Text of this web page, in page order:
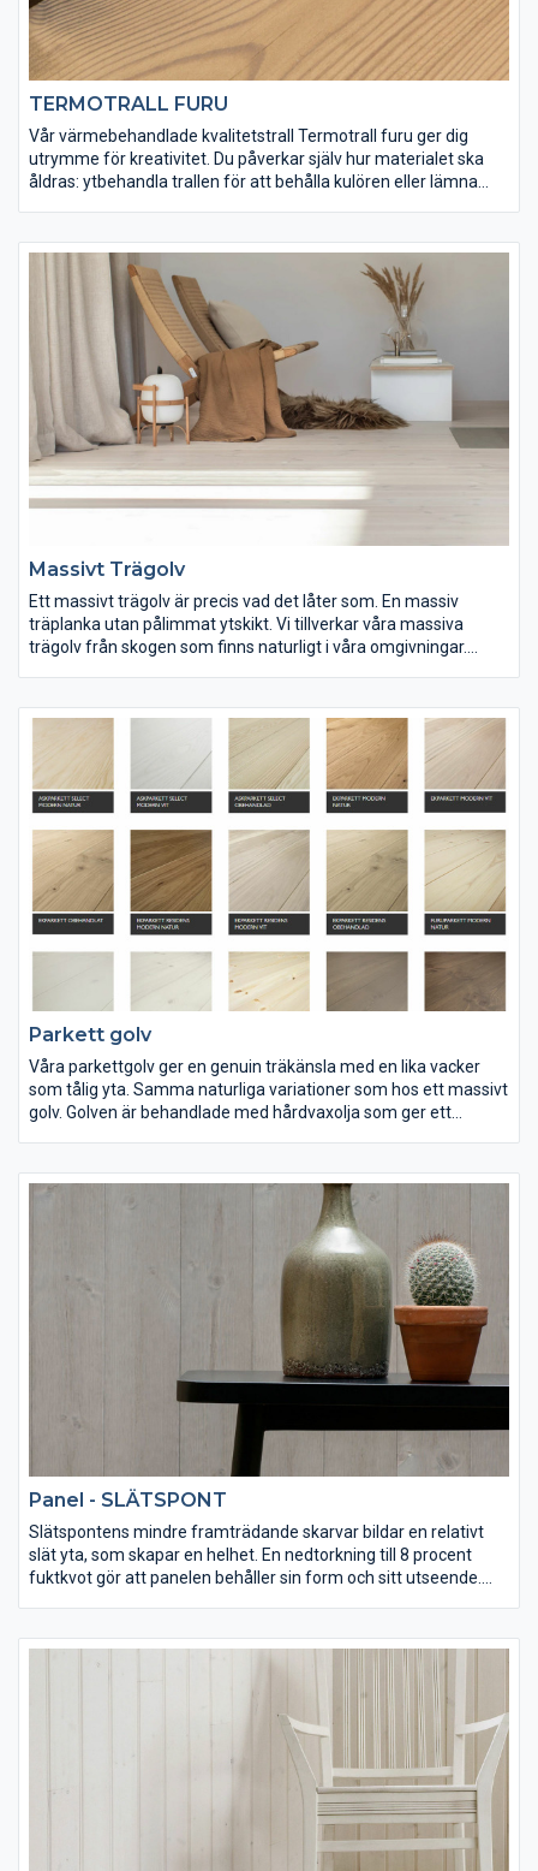
TERMOTRALL FURU
Vår värmebehandlade kvalitetstrall Termotrall furu ger dig
utrymme för kreativitet. Du påverkar själv hur materialet ska
åldras: ytbehandla trallen för att behålla kulören eller lämna
Massivt Trägolv
Ett massivt trägolv är precis vad det låter som. En massiv
träplanka utan pålimmat ytskikt. Vi tillverkar våra massiva
trägolv från skogen som finns naturligt i våra omgivningar.
som det bara är möjligt, torkas det långsamt ner till en fuktkvot
på 8 procent, vilket kallas möbeltorr.
Parkett golv
Våra parkettgolv ger en genuin träkänsla med en lika vacker
som tålig yta. Samma naturliga variationer som hos ett massivt
golv. Golven är behandlade med hårdvaxolja som ger ett
Panel - SLÄTSPONT
Slätspontens mindre framträdande skarvar bildar en relativt
slät yta, som skapar en helhet. En nedtorkning till 8 procent
fuktkvot gör att panelen behåller sin form och sitt utseende.